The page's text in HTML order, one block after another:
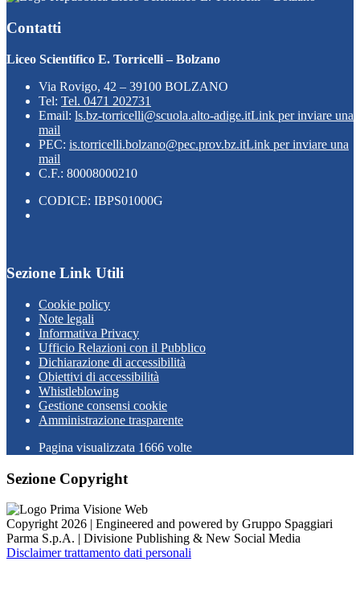
Contatti
Liceo Scientifico E. Torricelli – Bolzano
Via Rovigo, 42 – 39100 BOLZANO
Tel: Tel. 0471 202731
Email: ls.bz-torricelli@scuola.alto-adige.itLink per inviare una
mail
PEC: is.torricelli.bolzano@pec.prov.bz.itLink per inviare una
mail
C.F.: 80008000210
CODICE: IBPS01000G
Sezione Link Utili
Cookie policy
Note legali
Informativa Privacy
Ufficio Relazioni con il Pubblico
Dichiarazione di accessibilità
Obiettivi di accessibilità
Whistleblowing
Gestione consensi cookie
Amministrazione trasparente
Pagina visualizzata 1666 volte
Sezione Copyright
Copyright 2026 | Engineered and powered by Gruppo Spaggiari
Parma S.p.A. | Divisione Publishing & New Social Media
Disclaimer trattamento dati personali